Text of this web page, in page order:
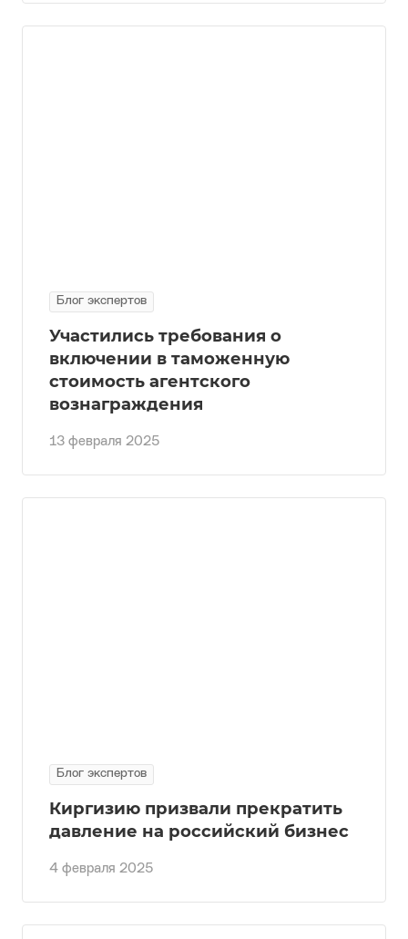
Блог экспертов
13 февраля 2025
Участились требования о
включении в таможенную
стоимость агентского
вознаграждения
Блог экспертов
4 февраля 2025
Киргизию призвали прекратить
давление на российский бизнес